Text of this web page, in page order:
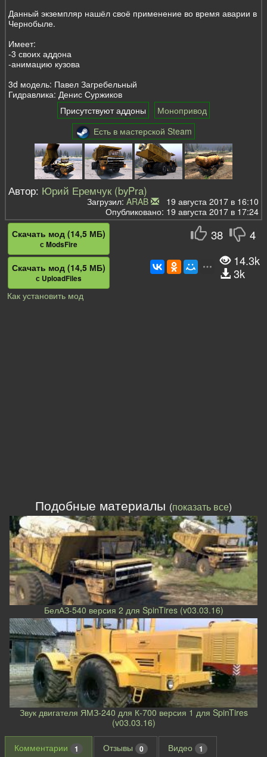
Данный экземпляр нашёл своё применение во время аварии в
Чернобыле.
Имеет:
-3 своих аддона
-анимацию кузова
3d модель: Павел Загребельный
Гидравлика: Денис Суржиков
Присутствуют аддоны
Монопривод
Есть в мастерской Steam
Автор: Юрий Еремчук (byPra)
Загрузил:ARAB
19 августа 2017 в 16:10
Опубликовано: 19 августа 2017 в 17:24
38 4
Скачать мод (14,5 МБ)
с ModsFire
Скачать мод (14,5 МБ)
с UploadFiles
14.3k
3k
Как установить мод
Подобные материалы (показать все)
БелАЗ-540 версия 2 для SpinTires (v03.03.16)
Звук двигателя ЯМЗ-240 для К-700 версия 1 для SpinTires
(v03.03.16)
Комментарии 1 Отзывы 0 Видео 1